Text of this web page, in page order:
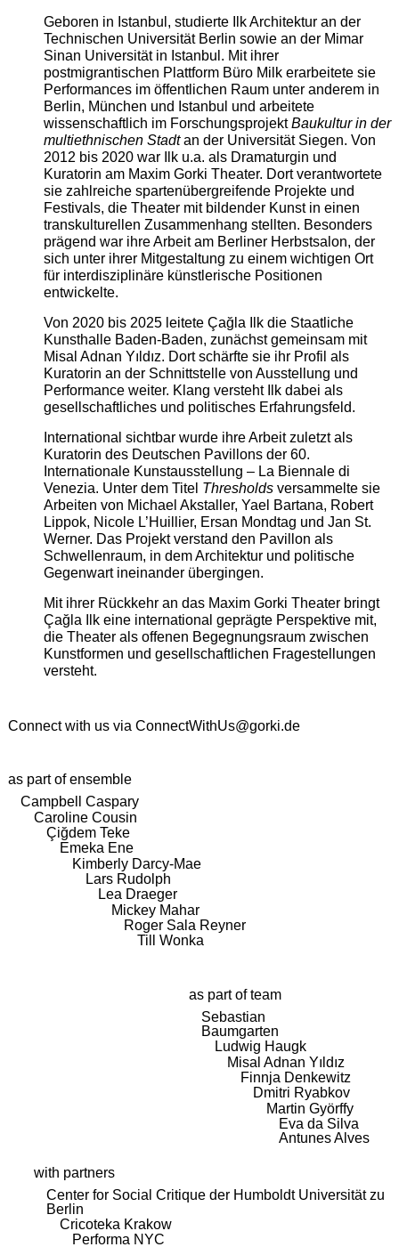
Geboren in Istanbul, studierte Ilk Architektur an der
Technischen Universität Berlin sowie an der Mimar
Sinan Universität in Istanbul. Mit ihrer
postmigrantischen Plattform Büro Milk erarbeitete sie
Performances im öffentlichen Raum unter anderem in
Berlin, München und Istanbul und arbeitete
wissenschaftlich im ForschungsprojektBaukultur in der
multiethnischen Stadtan der Universität Siegen. Von
2012 bis 2020 war Ilk u.a. als Dramaturgin und
Kuratorin am Maxim Gorki Theater. Dort verantwortete
sie zahlreiche spartenübergreifende Projekte und
Festivals, die Theater mit bildender Kunst in einen
transkulturellen Zusammenhang stellten. Besonders
prägend war ihre Arbeit am Berliner Herbstsalon, der
sich unter ihrer Mitgestaltung zu einem wichtigen Ort
für interdisziplinäre künstlerische Positionen
entwickelte.
Von 2020 bis 2025 leitete Çağla Ilk die Staatliche
Kunsthalle Baden-Baden, zunächst gemeinsam mit
Misal Adnan Yıldız. Dort schärfte sie ihr Profil als
Kuratorin an der Schnittstelle von Ausstellung und
Performance weiter. Klang versteht Ilk dabei als
gesellschaftliches und politisches Erfahrungsfeld.
International sichtbar wurde ihre Arbeit zuletzt als
Kuratorin des Deutschen Pavillons der 60.
Internationale Kunstausstellung – La Biennale di
Venezia. Unter dem Titel Thresholdsversammelte sie
Arbeiten von Michael Akstaller, Yael Bartana, Robert
Lippok, Nicole L’Huillier, Ersan Mondtag und Jan St.
Werner. Das Projekt verstand den Pavillon als
Schwellenraum, in dem Architektur und politische
Gegenwart ineinander übergingen.
Mit ihrer Rückkehr an das Maxim Gorki Theater bringt
Çağla Ilk eine international geprägte Perspektive mit,
die Theater als offenen Begegnungsraum zwischen
Kunstformen und gesellschaftlichen Fragestellungen
versteht.
Connect with us via ConnectWithUs@gorki.de
as part of ensemble
Campbell Caspary
Caroline Cousin
Çiğdem Teke
Emeka Ene
Kimberly Darcy-Mae
Lars Rudolph
Lea Draeger
Mickey Mahar
Roger Sala Reyner
Till Wonka
as part of team
Sebastian
Baumgarten
Ludwig Haugk
Misal Adnan Yıldız
Finnja Denkewitz
Dmitri Ryabkov
Martin Györffy
Eva da Silva
Antunes Alves
with partners
Center for Social Critique der Humboldt Universität zu
Berlin
Cricoteka Krakow
Performa NYC